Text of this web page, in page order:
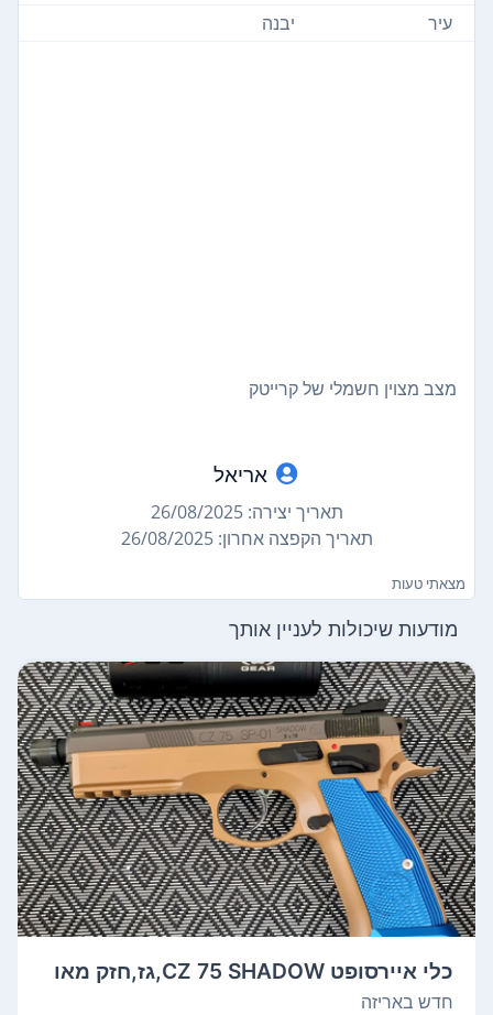
עיר
יבנה
מצב מצוין חשמלי של קרייטק
אריאל
תאריך יצירה: 26/08/2025
תאריך הקפצה אחרון: 26/08/2025
מצאתי טעות
מודעות שיכולות לעניין אותך
כלי איירסופט CZ 75 SHADOW,גז,חזק מאו
ד,10...
חדש באריזה